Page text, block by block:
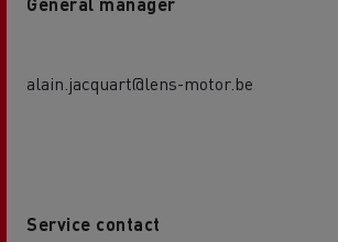
alain.jacquart@lens-motor.be
Service contact